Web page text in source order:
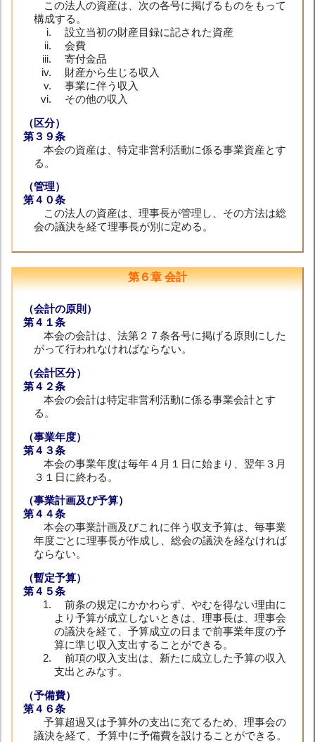
この法人の資産は、次の各号に掲げるものをもって
構成する。
設立当初の財産目録に記された資産
会費
寄付金品
財産から生じる収入
事業に伴う収入
その他の収入
（区分）
第３９条
本会の資産は、特定非営利活動に係る事業資産とす
る。
（管理）
第４０条
この法人の資産は、理事長が管理し、その方法は総
会の議決を経て理事長が別に定める。
第６章 会計
（会計の原則）
第４１条
本会の会計は、法第２７条各号に掲げる原則にした
がって行われなければならない。
（会計区分）
第４２条
本会の会計は特定非営利活動に係る事業会計とす
る。
（事業年度）
第４３条
本会の事業年度は毎年４月１日に始まり、翌年３月
３１日に終わる。
（事業計画及び予算）
第４４条
本会の事業計画及びこれに伴う収支予算は、毎事業
年度ごとに理事長が作成し、総会の議決を経なければ
ならない。
（暫定予算）
第４５条
前条の規定にかかわらず、やむを得ない理由に
より予算が成立しないときは、理事長は、理事会
の議決を経て、予算成立の日まで前事業年度の予
算に準じ収入支出することができる。
前項の収入支出は、新たに成立した予算の収入
支出とみなす。
（予備費）
第４６条
予算超過又は予算外の支出に充てるため、理事会の
議決を経て、予算中に予備費を設けることができる。